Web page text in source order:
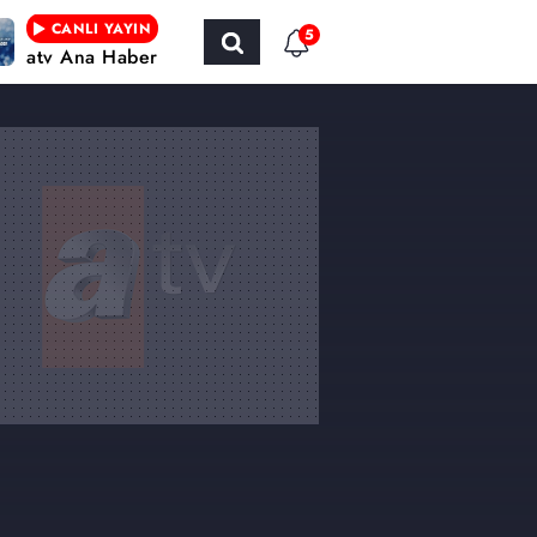
CANLI YAYIN
atv Ana Haber
5